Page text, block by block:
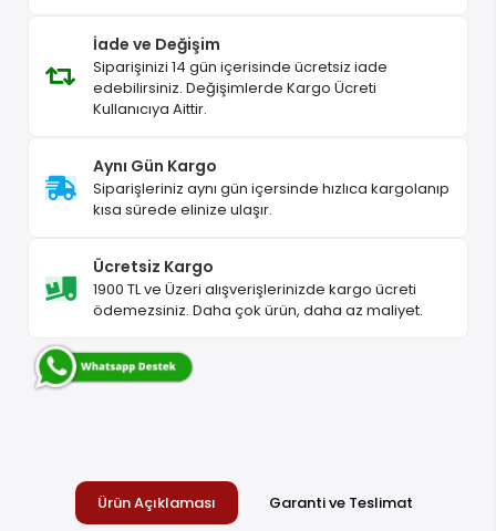
İade ve Değişim
Siparişinizi 14 gün içerisinde ücretsiz iade
edebilirsiniz. Değişimlerde Kargo Ücreti
Kullanıcıya Aittir.
Aynı Gün Kargo
Siparişleriniz aynı gün içersinde hızlıca kargolanıp
kısa sürede elinize ulaşır.
Ücretsiz Kargo
1900 TL ve Üzeri alışverişlerinizde kargo ücreti
ödemezsiniz. Daha çok ürün, daha az maliyet.
Ürün Açıklaması
Garanti ve Teslimat